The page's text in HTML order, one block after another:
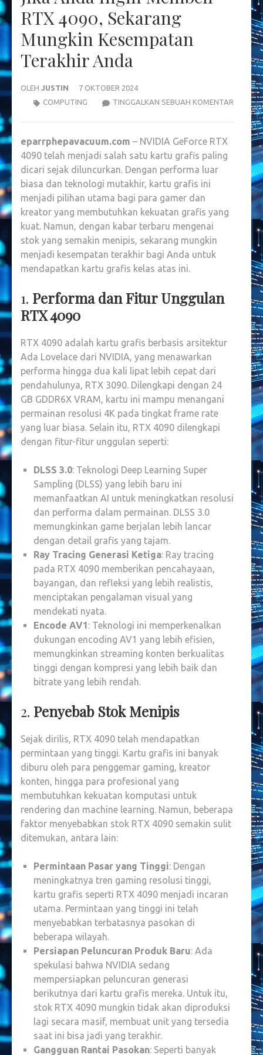
RTX 4090, Sekarang
Mungkin Kesempatan
Terakhir Anda
OLEH JUSTIN
7 OKTOBER 2024
TINGGALKAN SEBUAH KOMENTAR
ANDA
INGIN
COMPUTING
eparrphepavacuum.com – NVIDIA GeForce RTX
4090 telah menjadi salah satu kartu grafis paling
dicari sejak diluncurkan. Dengan performa luar
biasa dan teknologi mutakhir, kartu grafis ini
menjadi pilihan utama bagi para gamer dan
kreator yang membutuhkan kekuatan grafis yang
kuat. Namun, dengan kabar terbaru mengenai
stok yang semakin menipis, sekarang mungkin
menjadi kesempatan terakhir bagi Anda untuk
mendapatkan kartu grafis kelas atas ini.
1. Performa dan Fitur Unggulan
RTX 4090
RTX 4090 adalah kartu grafis berbasis arsitektur
Ada Lovelace dari NVIDIA, yang menawarkan
performa hingga dua kali lipat lebih cepat dari
pendahulunya, RTX 3090. Dilengkapi dengan 24
GB GDDR6X VRAM, kartu ini mampu menangani
permainan resolusi 4K pada tingkat frame rate
yang luar biasa. Selain itu, RTX 4090 dilengkapi
dengan fitur-fitur unggulan seperti:
DLSS 3.0: Teknologi Deep Learning Super
Sampling (DLSS) yang lebih baru ini
memanfaatkan AI untuk meningkatkan resolusi
dan performa dalam permainan. DLSS 3.0
memungkinkan game berjalan lebih lancar
dengan detail grafis yang tajam.
Ray Tracing Generasi Ketiga: Ray tracing
pada RTX 4090 memberikan pencahayaan,
bayangan, dan refleksi yang lebih realistis,
menciptakan pengalaman visual yang
mendekati nyata.
Encode AV1: Teknologi ini memperkenalkan
dukungan encoding AV1 yang lebih efisien,
memungkinkan streaming konten berkualitas
tinggi dengan kompresi yang lebih baik dan
bitrate yang lebih rendah.
2. Penyebab Stok Menipis
Sejak dirilis, RTX 4090 telah mendapatkan
permintaan yang tinggi. Kartu grafis ini banyak
diburu oleh para penggemar gaming, kreator
konten, hingga para profesional yang
membutuhkan kekuatan komputasi untuk
rendering dan machine learning. Namun, beberapa
faktor menyebabkan stok RTX 4090 semakin sulit
ditemukan, antara lain:
Permintaan Pasar yang Tinggi: Dengan
meningkatnya tren gaming resolusi tinggi,
kartu grafis seperti RTX 4090 menjadi incaran
utama. Permintaan yang tinggi ini telah
menyebabkan terbatasnya pasokan di
beberapa wilayah.
Persiapan Peluncuran Produk Baru: Ada
spekulasi bahwa NVIDIA sedang
mempersiapkan peluncuran generasi
berikutnya dari kartu grafis mereka. Untuk itu,
stok RTX 4090 mungkin tidak akan diproduksi
lagi secara masif, membuat unit yang tersedia
saat ini bisa jadi yang terakhir.
Gangguan Rantai Pasokan: Seperti banyak